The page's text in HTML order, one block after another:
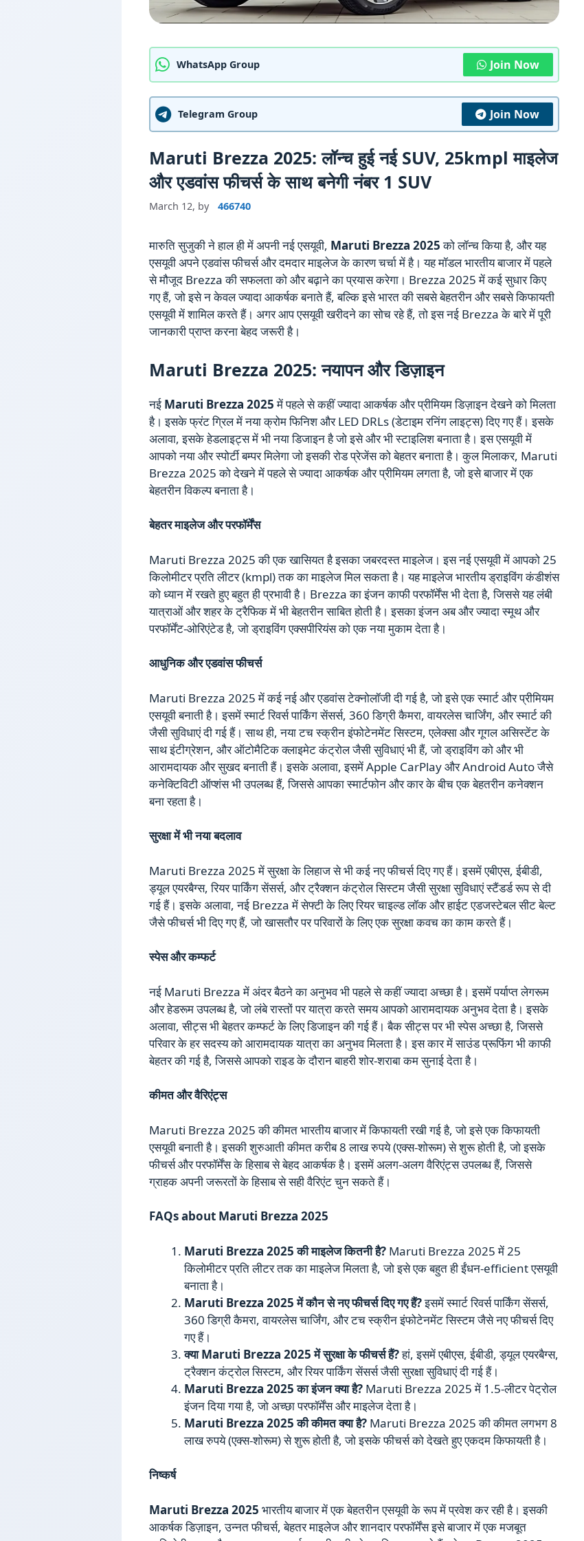
WhatsApp Group Join Now
Telegram Group Join Now
Maruti Brezza 2025: लॉन्च हुई नई SUV, 25kmpl माइलेज
और एडवांस फीचर्स के साथ बनेगी नंबर 1 SUV
March 12, by 466740
मारुति सुजुकी ने हाल ही में अपनी नई एसयूवी, Maruti Brezza 2025को लॉन्च किया है, और यह
एसयूवी अपने एडवांस फीचर्स और दमदार माइलेज के कारण चर्चा में है। यह मॉडल भारतीय बाजार में पहले
से मौजूद Brezza की सफलता को और बढ़ाने का प्रयास करेगा। Brezza 2025 में कई सुधार किए
गए हैं, जो इसे न केवल ज्यादा आकर्षक बनाते हैं, बल्कि इसे भारत की सबसे बेहतरीन और सबसे किफायती
एसयूवी में शामिल करते हैं। अगर आप एसयूवी खरीदने का सोच रहे हैं, तो इस नई Brezza के बारे में पूरी
जानकारी प्राप्त करना बेहद जरूरी है।
Maruti Brezza 2025: नयापन और डिज़ाइन
नई Maruti Brezza 2025में पहले से कहीं ज्यादा आकर्षक और प्रीमियम डिज़ाइन देखने को मिलता
है। इसके फ्रंट ग्रिल में नया क्रोम फिनिश और LED DRLs (डेटाइम रनिंग लाइट्स) दिए गए हैं। इसके
अलावा, इसके हेडलाइट्स में भी नया डिजाइन है जो इसे और भी स्टाइलिश बनाता है। इस एसयूवी में
आपको नया और स्पोर्टी बम्पर मिलेगा जो इसकी रोड प्रेजेंस को बेहतर बनाता है। कुल मिलाकर, Maruti
Brezza 2025 को देखने में पहले से ज्यादा आकर्षक और प्रीमियम लगता है, जो इसे बाजार में एक
बेहतरीन विकल्प बनाता है।
बेहतर माइलेज और परफॉर्मेंस
Maruti Brezza 2025 की एक खासियत है इसका जबरदस्त माइलेज। इस नई एसयूवी में आपको 25
किलोमीटर प्रति लीटर (kmpl) तक का माइलेज मिल सकता है। यह माइलेज भारतीय ड्राइविंग कंडीशंस
को ध्यान में रखते हुए बहुत ही प्रभावी है। Brezza का इंजन काफी परफॉर्मेंस भी देता है, जिससे यह लंबी
यात्राओं और शहर के ट्रैफिक में भी बेहतरीन साबित होती है। इसका इंजन अब और ज्यादा स्मूथ और
परफॉर्मेंट-ओरिएंटेड है, जो ड्राइविंग एक्सपीरियंस को एक नया मुकाम देता है।
आधुनिक और एडवांस फीचर्स
Maruti Brezza 2025 में कई नई और एडवांस टेक्नोलॉजी दी गई है, जो इसे एक स्मार्ट और प्रीमियम
एसयूवी बनाती है। इसमें स्मार्ट रिवर्स पार्किंग सेंसर्स, 360 डिग्री कैमरा, वायरलेस चार्जिंग, और स्मार्ट की
जैसी सुविधाएं दी गई हैं। साथ ही, नया टच स्क्रीन इंफोटेनमेंट सिस्टम, एलेक्सा और गूगल असिस्टेंट के
साथ इंटीग्रेशन, और ऑटोमैटिक क्लाइमेट कंट्रोल जैसी सुविधाएं भी हैं, जो ड्राइविंग को और भी
आरामदायक और सुखद बनाती हैं। इसके अलावा, इसमें Apple CarPlay और Android Auto जैसे
कनेक्टिविटी ऑप्शंस भी उपलब्ध हैं, जिससे आपका स्मार्टफोन और कार के बीच एक बेहतरीन कनेक्शन
बना रहता है।
सुरक्षा में भी नया बदलाव
Maruti Brezza 2025 में सुरक्षा के लिहाज से भी कई नए फीचर्स दिए गए हैं। इसमें एबीएस, ईबीडी,
ड्यूल एयरबैग्स, रियर पार्किंग सेंसर्स, और ट्रैक्शन कंट्रोल सिस्टम जैसी सुरक्षा सुविधाएं स्टैंडर्ड रूप से दी
गई हैं। इसके अलावा, नई Brezza में सेफ्टी के लिए रियर चाइल्ड लॉक और हाईट एडजस्टेबल सीट बेल्ट
जैसे फीचर्स भी दिए गए हैं, जो खासतौर पर परिवारों के लिए एक सुरक्षा कवच का काम करते हैं।
स्पेस और कम्फर्ट
नई Maruti Brezza में अंदर बैठने का अनुभव भी पहले से कहीं ज्यादा अच्छा है। इसमें पर्याप्त लेगरूम
और हेडरूम उपलब्ध है, जो लंबे रास्तों पर यात्रा करते समय आपको आरामदायक अनुभव देता है। इसके
अलावा, सीट्स भी बेहतर कम्फर्ट के लिए डिजाइन की गई हैं। बैक सीट्स पर भी स्पेस अच्छा है, जिससे
परिवार के हर सदस्य को आरामदायक यात्रा का अनुभव मिलता है। इस कार में साउंड प्रूफिंग भी काफी
बेहतर की गई है, जिससे आपको राइड के दौरान बाहरी शोर-शराबा कम सुनाई देता है।
कीमत और वैरिएंट्स
Maruti Brezza 2025 की कीमत भारतीय बाजार में किफायती रखी गई है, जो इसे एक किफायती
एसयूवी बनाती है। इसकी शुरुआती कीमत करीब 8 लाख रुपये (एक्स-शोरूम) से शुरू होती है, जो इसके
फीचर्स और परफॉर्मेंस के हिसाब से बेहद आकर्षक है। इसमें अलग-अलग वैरिएंट्स उपलब्ध हैं, जिससे
ग्राहक अपनी जरूरतों के हिसाब से सही वैरिएंट चुन सकते हैं।
FAQs about Maruti Brezza 2025
Maruti Brezza 2025 की माइलेज कितनी है? Maruti Brezza 2025 में 25
किलोमीटर प्रति लीटर तक का माइलेज मिलता है, जो इसे एक बहुत ही ईंधन-efficient एसयूवी
बनाता है।
Maruti Brezza 2025 में कौन से नए फीचर्स दिए गए हैं?इसमें स्मार्ट रिवर्स पार्किंग सेंसर्स,
360 डिग्री कैमरा, वायरलेस चार्जिंग, और टच स्क्रीन इंफोटेनमेंट सिस्टम जैसे नए फीचर्स दिए
गए हैं।
क्या Maruti Brezza 2025 में सुरक्षा के फीचर्स हैं?हां, इसमें एबीएस, ईबीडी, ड्यूल एयरबैग्स,
ट्रैक्शन कंट्रोल सिस्टम, और रियर पार्किंग सेंसर्स जैसी सुरक्षा सुविधाएं दी गई हैं।
Maruti Brezza 2025 का इंजन क्या है? Maruti Brezza 2025 में 1.5-लीटर पेट्रोल
इंजन दिया गया है, जो अच्छा परफॉर्मेंस और माइलेज देता है।
Maruti Brezza 2025 की कीमत क्या है? Maruti Brezza 2025 की कीमत लगभग 8
लाख रुपये (एक्स-शोरूम) से शुरू होती है, जो इसके फीचर्स को देखते हुए एकदम किफायती है।
निष्कर्ष
Maruti Brezza 2025 भारतीय बाजार में एक बेहतरीन एसयूवी के रूप में प्रवेश कर रही है। इसकी
आकर्षक डिज़ाइन, उन्नत फीचर्स, बेहतर माइलेज और शानदार परफॉर्मेंस इसे बाजार में एक मजबूत